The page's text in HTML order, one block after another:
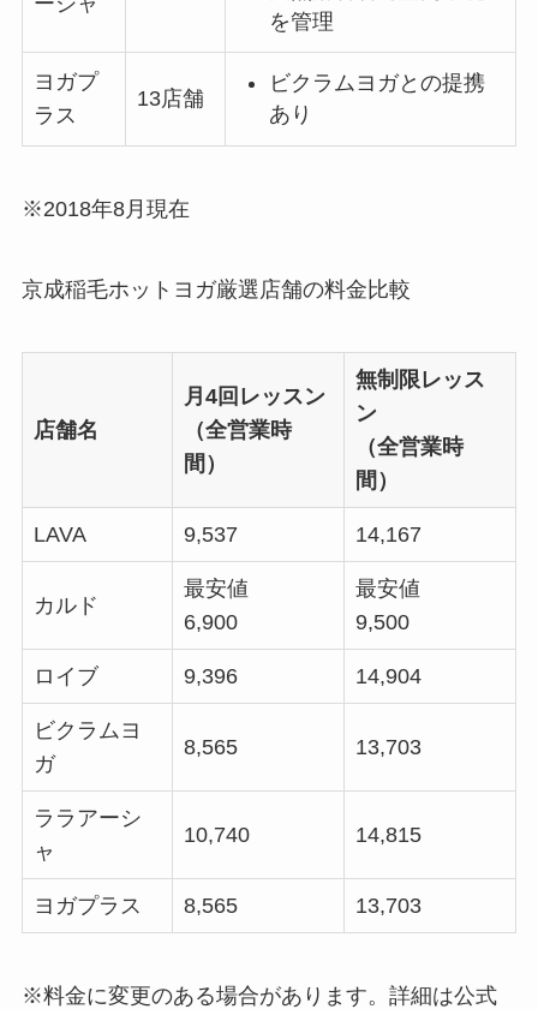
を管理
ヨガプ
ラス
13店舗
ビクラムヨガとの提携
あり
※2018年8月現在
京成稲毛ホットヨガ厳選店舗の料金比較
店舗名
月4回レッスン
（全営業時
間）
無制限レッス
ン
（全営業時
間）
LAVA 9,537 14,167
カルド
最安値
6,900
最安値
9,500
ロイブ 9,396 14,904
ビクラムヨ
ガ
8,565 13,703
ララアーシ
ャ
10,740 14,815
ヨガプラス 8,565 13,703
※料金に変更のある場合があります。詳細は公式